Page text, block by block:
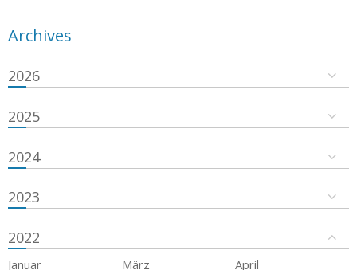
Archives
2026
2025
2024
2023
2022
Januar März
April